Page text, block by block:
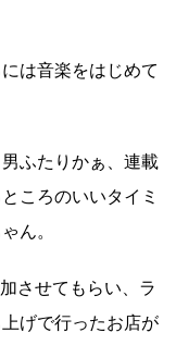
は音楽をはじめて
ふたりかぁ、連載
ころのいいタイミ
ん。
させてもらい、ラ
げで行ったお店が